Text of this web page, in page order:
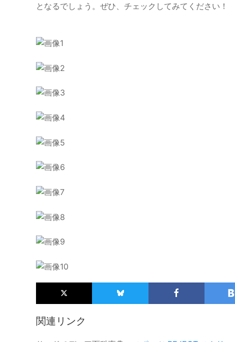
となるでしょう。ぜひ、チェックしてみてください！
関連リンク